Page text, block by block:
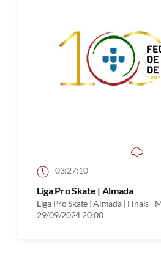
03:27:10
Liga Pro Skate | Almada
Liga Pro Skate | Almada | Finais -
29/09/2024 20:00